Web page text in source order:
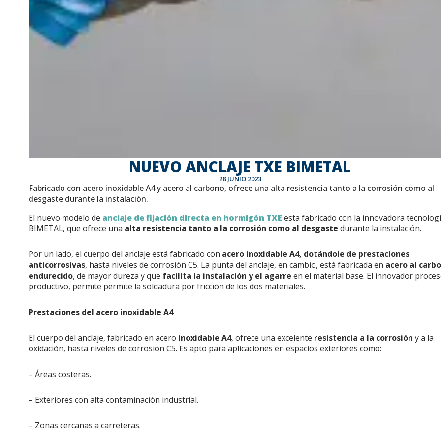
NUEVO ANCLAJE TXE BIMETAL
28 JUNIO 2023
Fabricado con acero inoxidable A4 y acero al carbono, ofrece una alta resistencia tanto a la corrosión como al
desgaste durante la instalación.
El nuevo modelo de anclaje de fijación directa en hormigón TXE esta fabricado con la innovadora
BIMETAL, que ofrece una alta resistencia tanto a la corrosión como al desgaste durante la instalación.
Por un lado, el cuerpo del anclaje está fabricado con acero inoxidable A4, dotándole de prestaciones
anticorrosivas, hasta niveles de corrosión C5. La punta del anclaje, en cambio, está fabricada en acero al
endurecido, de mayor dureza y que facilita la instalación y el agarre en el material base. El innovador
productivo, permite permite la soldadura por fricción de los dos materiales.
Prestaciones del acero inoxidable A4
El cuerpo del anclaje, fabricado en acero inoxidable A4, ofrece una excelente resistencia a la corrosión y a la
oxidación, hasta niveles de corrosión C5. Es apto para aplicaciones en espacios exteriores como:
– Áreas costeras.
– Exteriores con alta contaminación industrial.
– Zonas cercanas a carreteras.